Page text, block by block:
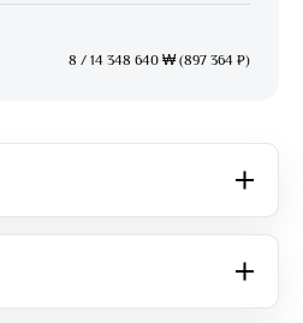
8 / 14 348 640 ₩ (897 364 ₽)